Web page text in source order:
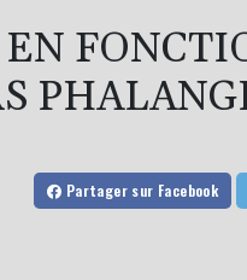
Partager sur Facebook